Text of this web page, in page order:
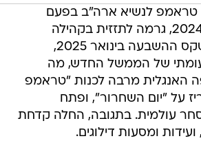
טראמפ לנשיא ארה"ב בפעם
השניה, בנובמבר 2024, גרמה לתזזית בקהילה
העולמית. לאחר טקס ההשבעה בינואר 2025,
של הממשל החדש, מה
האנגלית מרבה לכנות "טראמפ
על "יום השחרור", ופתח
עולמית. בתגובה, החלה קדחת
ומסעות דילוגים.